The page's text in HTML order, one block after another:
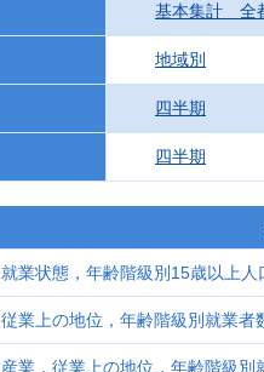
基本集計 全
地域別
四半期
四半期
就業状態，年齢階級別15歳以上人
従業上の地位，年齢階級別就業者
産業，従業上の地位，年齢階級